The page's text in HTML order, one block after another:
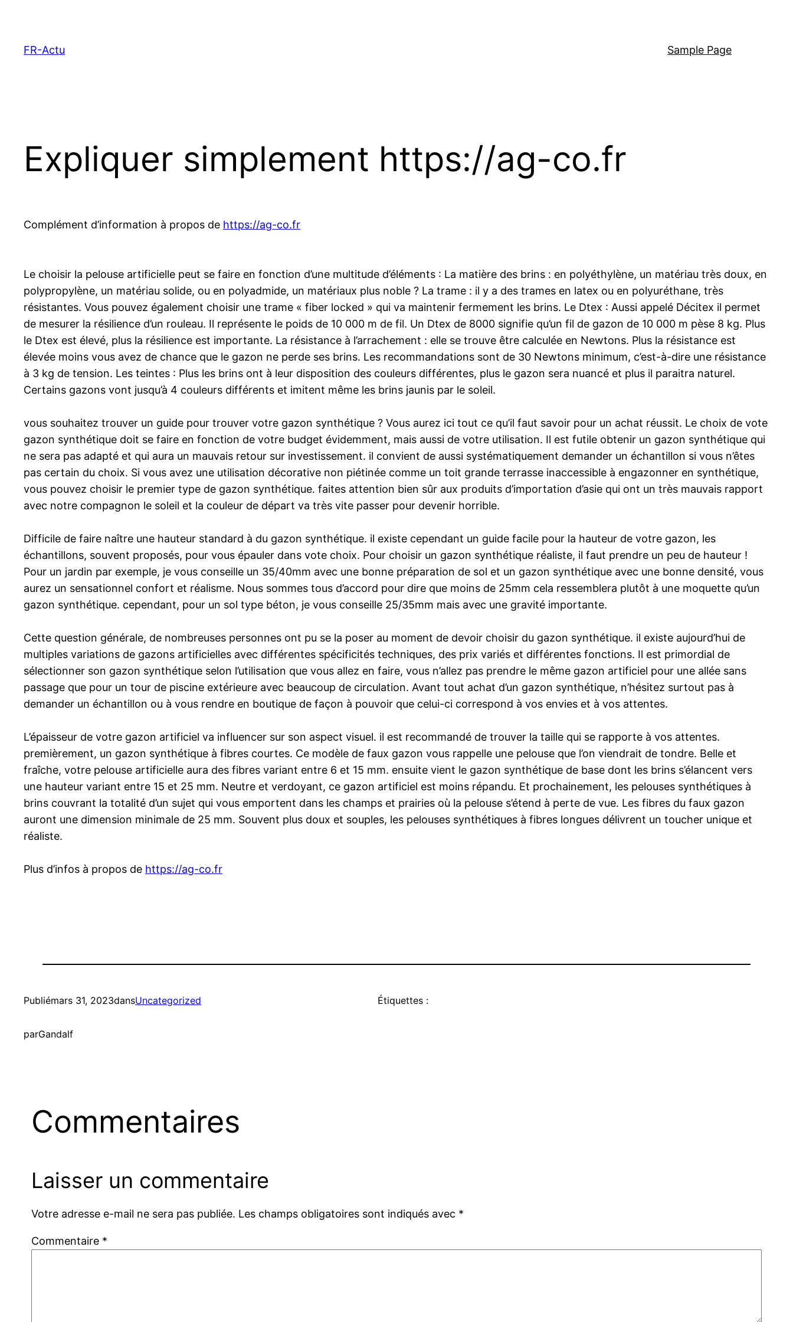
contenu
FR-Actu Sample Page
Expliquer simplement https://ag-co.fr
Complément d’information à propos de https://ag-co.fr
Le choisir la pelouse artificielle peut se faire en fonction d’une multitude d’éléments : La matière des brins : en polyéthylène, un matériau très doux, en
polypropylène, un matériau solide, ou en polyadmide, un matériaux plus noble ? La trame : il y a des trames en latex ou en polyuréthane, très
résistantes. Vous pouvez également choisir une trame « fiber locked » qui va maintenir fermement les brins. Le Dtex : Aussi appelé Décitex il permet
de mesurer la résilience d’un rouleau. Il représente le poids de 10 000 m de fil. Un Dtex de 8000 signifie qu’un fil de gazon de 10 000 m pèse 8 kg. Plus
le Dtex est élevé, plus la résilience est importante. La résistance à l’arrachement : elle se trouve être calculée en Newtons. Plus la résistance est
élevée moins vous avez de chance que le gazon ne perde ses brins. Les recommandations sont de 30 Newtons minimum, c’est-à-dire une résistance
à 3 kg de tension. Les teintes : Plus les brins ont à leur disposition des couleurs différentes, plus le gazon sera nuancé et plus il paraitra naturel.
Certains gazons vont jusqu’à 4 couleurs différents et imitent même les brins jaunis par le soleil.
vous souhaitez trouver un guide pour trouver votre gazon synthétique ? Vous aurez ici tout ce qu’il faut savoir pour un achat réussit. Le choix de vote
gazon synthétique doit se faire en fonction de votre budget évidemment, mais aussi de votre utilisation. Il est futile obtenir un gazon synthétique qui
ne sera pas adapté et qui aura un mauvais retour sur investissement. il convient de aussi systématiquement demander un échantillon si vous n’êtes
pas certain du choix. Si vous avez une utilisation décorative non piétinée comme un toit grande terrasse inaccessible à engazonner en synthétique,
vous pouvez choisir le premier type de gazon synthétique. faites attention bien sûr aux produits d’importation d’asie qui ont un très mauvais rapport
avec notre compagnon le soleil et la couleur de départ va très vite passer pour devenir horrible.
Difficile de faire naître une hauteur standard à du gazon synthétique. il existe cependant un guide facile pour la hauteur de votre gazon, les
échantillons, souvent proposés, pour vous épauler dans vote choix. Pour choisir un gazon synthétique réaliste, il faut prendre un peu de hauteur !
Pour un jardin par exemple, je vous conseille un 35/40mm avec une bonne préparation de sol et un gazon synthétique avec une bonne densité, vous
aurez un sensationnel confort et réalisme. Nous sommes tous d’accord pour dire que moins de 25mm cela ressemblera plutôt à une moquette qu’un
gazon synthétique. cependant, pour un sol type béton, je vous conseille 25/35mm mais avec une gravité importante.
Cette question générale, de nombreuses personnes ont pu se la poser au moment de devoir choisir du gazon synthétique. il existe aujourd’hui de
multiples variations de gazons artificielles avec différentes spécificités techniques, des prix variés et différentes fonctions. Il est primordial de
sélectionner son gazon synthétique selon l’utilisation que vous allez en faire, vous n’allez pas prendre le même gazon artificiel pour une allée sans
passage que pour un tour de piscine extérieure avec beaucoup de circulation. Avant tout achat d’un gazon synthétique, n’hésitez surtout pas à
demander un échantillon ou à vous rendre en boutique de façon à pouvoir que celui-ci correspond à vos envies et à vos attentes.
L’épaisseur de votre gazon artificiel va influencer sur son aspect visuel. il est recommandé de trouver la taille qui se rapporte à vos attentes.
premièrement, un gazon synthétique à fibres courtes. Ce modèle de faux gazon vous rappelle une pelouse que l’on viendrait de tondre. Belle et
fraîche, votre pelouse artificielle aura des fibres variant entre 6 et 15 mm. ensuite vient le gazon synthétique de base dont les brins s’élancent vers
une hauteur variant entre 15 et 25 mm. Neutre et verdoyant, ce gazon artificiel est moins répandu. Et prochainement, les pelouses synthétiques à
brins couvrant la totalité d’un sujet qui vous emportent dans les champs et prairies où la pelouse s’étend à perte de vue. Les fibres du faux gazon
auront une dimension minimale de 25 mm. Souvent plus doux et souples, les pelouses synthétiques à fibres longues délivrent un toucher unique et
réaliste.
Plus d’infos à propos de https://ag-co.fr
Publiémars 31, 2023dansUncategorized
parGandalf
Étiquettes :
Commentaires
Laisser un commentaire
Votre adresse e-mail ne sera pas publiée. Les champs obligatoires sont indiqués avec *
Commentaire *